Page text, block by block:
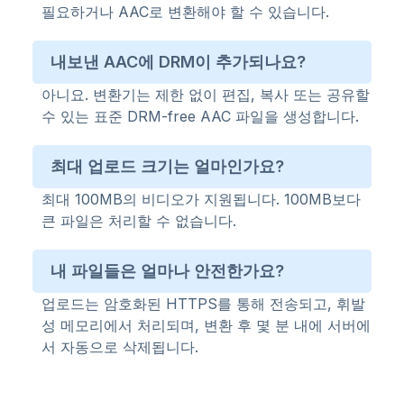
필요하거나 AAC로 변환해야 할 수 있습니다.
내보낸 AAC에 DRM이 추가되나요?
아니요. 변환기는 제한 없이 편집, 복사 또는 공유할
수 있는 표준 DRM-free AAC 파일을 생성합니다.
최대 업로드 크기는 얼마인가요?
최대 100MB의 비디오가 지원됩니다. 100MB보다
큰 파일은 처리할 수 없습니다.
내 파일들은 얼마나 안전한가요?
업로드는 암호화된 HTTPS를 통해 전송되고, 휘발
성 메모리에서 처리되며, 변환 후 몇 분 내에 서버에
서 자동으로 삭제됩니다.